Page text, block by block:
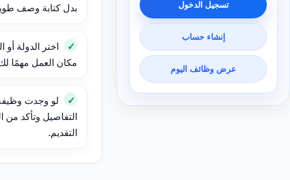
تسجيل الدخول
إنشاء حساب
عرض وظائف اليوم
بدل كتابة وصف
اختر الدولة أو
مكان العمل مهمًا
لو وجدت
التفاصيل وتأكد من
التقديم.